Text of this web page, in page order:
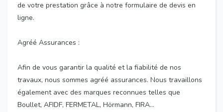
de votre prestation grâce à notre formulaire de devis en
ligne.
Agréé Assurances :
Afin de vous garantir la qualité et la fiabilité de nos
travaux, nous sommes agréé assurances. Nous travaillons
également avec des marques reconnues telles que
Boullet, AFIDF, FERMETAL, Hörmann, FIRA…